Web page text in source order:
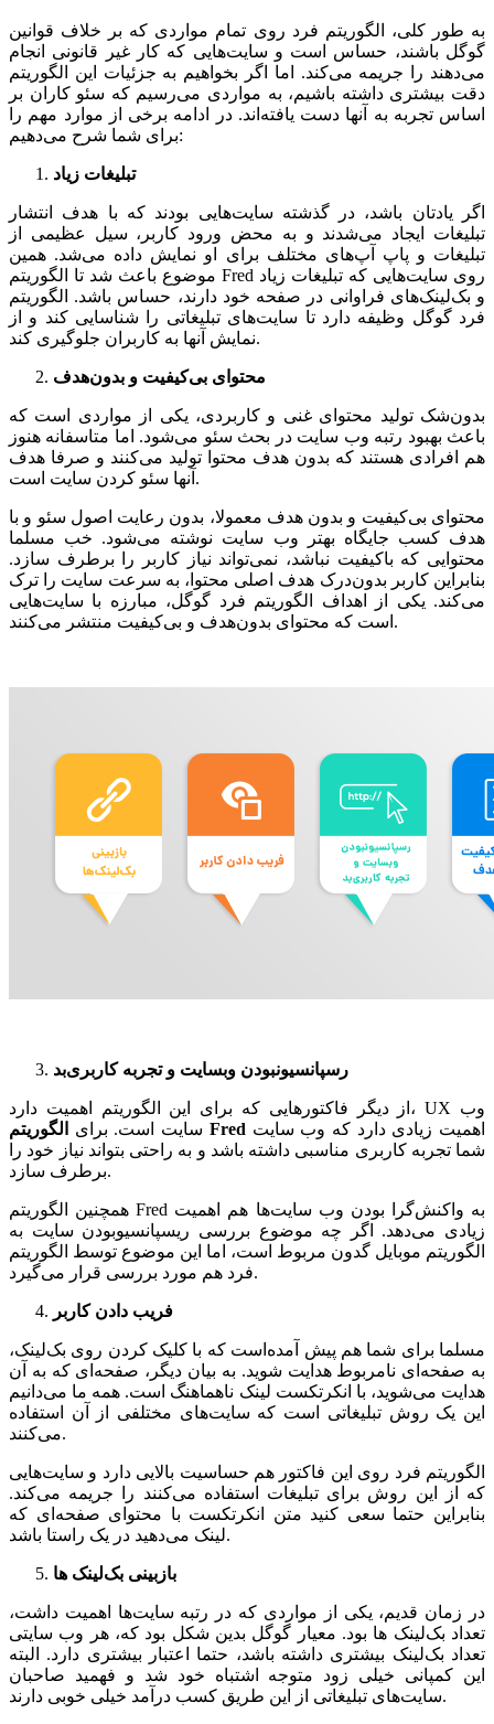
به طور کلی، الگوریتم فرد روی تمام مواردی که بر خلاف قوانین
گوگل باشند، حساس است و سایت‌هایی که کار غیر قانونی انجام
می‌دهند را جریمه می‌کند. اما اگر بخواهیم به جزئیات این الگوریتم
دقت بیشتری داشته باشیم، به مواردی می‌رسیم که سئو کاران بر
اساس تجربه به آنها دست یافته‌اند. در ادامه برخی از موارد مهم را
برای شما شرح می‌دهیم:
تبلیغات زیاد
اگر یادتان باشد، در گذشته سایت‌هایی بودند که با هدف انتشار
تبلیغات ایجاد می‌شدند و به محض ورود کاربر، سیل عظیمی از
تبلیغات و پاپ آپ‌های مختلف برای او نمایش داده می‌شد. همین
موضوع باعث شد تا الگوریتم Fred روی سایت‌هایی که تبلیغات زیاد
و بک‌لینک‌های فراوانی در صفحه خود دارند، حساس باشد. الگوریتم
فرد گوگل وظیفه دارد تا سایت‌های تبلیغاتی را شناسایی کند و از
نمایش آنها به کاربران جلوگیری کند.
محتوای بی‌کیفیت و بدون‌هدف
بدون‌شک تولید محتوای غنی و کاربردی، یکی از مواردی است که
باعث بهبود رتبه وب سایت در بحث سئو می‌شود. اما متاسفانه هنوز
هم افرادی هستند که بدون هدف محتوا تولید می‌کنند و صرفا هدف
آنها سئو کردن سایت است.
محتوای بی‌کیفیت و بدون هدف معمولا، بدون رعایت اصول سئو و با
هدف کسب جایگاه بهتر وب سایت نوشته می‌شود. خب مسلما
محتوایی که با‌کیفیت نباشد، نمی‌تواند نیاز کاربر را برطرف سازد.
بنابراین کاربر بدون‌درک هدف اصلی محتوا، به سرعت سایت را ترک
می‌کند. یکی از اهداف الگوریتم فرد گوگل، مبارزه با سایت‌هایی
است که محتوای بدون‌هدف و بی‌کیفیت منتشر می‌کنند.
رسپانسیو‌نبودن وبسایت و تجربه کاربری‌بد
از دیگر فاکتورهایی که برای این الگوریتم اهمیت دارد، UX وب
سایت است. برای الگوریتم Fred
شما تجربه کاربری مناسبی داشته باشد و به راحتی بتواند نیاز خود را
برطرف سازد.
همچنین الگوریتم Fred به واکنش‌گرا بودن وب سایت‌ها هم اهمیت
زیادی می‌دهد. اگر چه موضوع بررسی ریسپانسیو‌بودن سایت به
الگوریتم موبایل گدون مربوط است، اما این موضوع توسط الگوریتم
فرد هم مورد بررسی قرار می‌گیرد.
فریب دادن کاربر
مسلما برای شما هم پیش آمده‌است که با کلیک کردن روی بک‌لینک،
به صفحه‌ای نامربوط هدایت شوید. به بیان دیگر، صفحه‌ای که به آن
هدایت می‌شوید، با انکرتکست لینک نا‌هماهنگ است. همه ما می‌دانیم
این یک روش تبلیغاتی است که سایت‌های مختلفی از آن استفاده
می‌کنند.
الگوریتم فرد روی این فاکتور هم حساسیت بالایی دارد و سایت‌هایی
که از این روش برای تبلیغات استفاده می‌کنند را جریمه می‌کند.
بنابراین حتما سعی کنید متن انکرتکست با محتوای صفحه‌ای که
لینک می‌دهید در یک راستا باشد.
بازبینی بک‌لینک ها
در زمان قدیم، یکی از مواردی که در رتبه سایت‌ها اهمیت داشت،
تعداد بک‌لینک ها بود. معیار گوگل بدین شکل بود که، هر وب سایتی
تعداد بک‌لینک بیشتری داشته باشد، حتما اعتبار بیشتری دارد. البته
این کمپانی خیلی زود متوجه اشتباه خود شد و فهمید صاحبان
سایت‌های تبلیغاتی از این طریق کسب درآمد خیلی خوبی دارند.